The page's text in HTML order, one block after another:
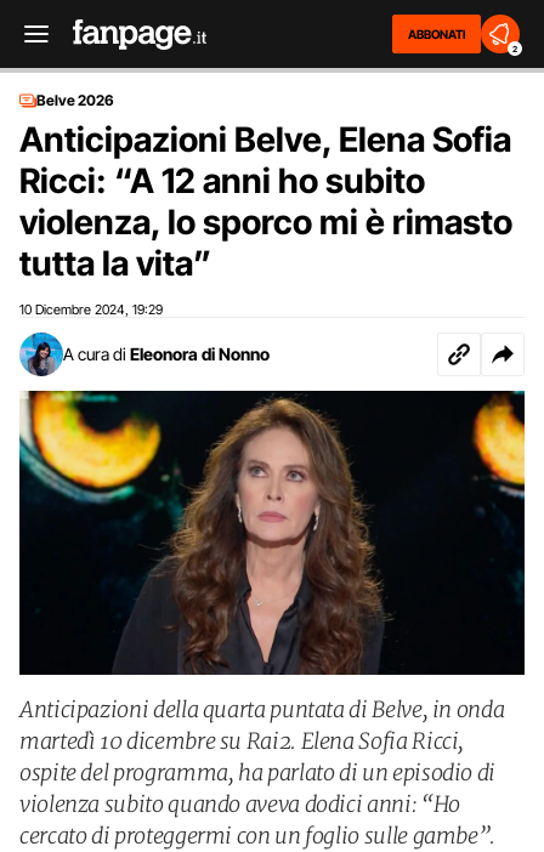
ABBONATI
2
Belve 2026
Anticipazioni Belve, Elena Sofia
Ricci: “A 12 anni ho subito
violenza, lo sporco mi è rimasto
tutta la vita”
10 Dicembre 2024 19:29
A cura di Eleonora di Nonno
Anticipazioni della quarta puntata di Belve, in onda
martedì 10 dicembre su Rai2. Elena Sofia Ricci,
ospite del programma, ha parlato di un episodio di
violenza subito quando aveva dodici anni: “Ho
cercato di proteggermi con un foglio sulle gambe”.